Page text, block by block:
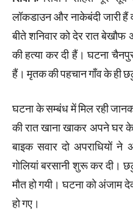
लॉकडाउन और नाकेबंदी जारी हैं
बीते शनिवार को देर रात बेखौफ
की हत्या कर दी हैं। घटना
हैं। मृतक की पहचान गाँव के ही
घटना के सम्बंध में मिल रही
की रात खाना खाकर अपने घर
बाइक सवार दो अपराधियों
गोलियां बरसानी शुरू कर दी।
मौत हो गयी। घटना को अंजाम
हो गए।